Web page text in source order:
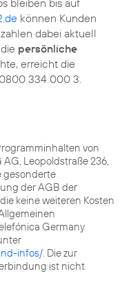
bleiben bis auf
können Kunden
dabei aktuell
persönliche
erreicht die
334 000 3.
von
Leopoldstraße 236,
gesonderte
der AGB der
keine weiteren Kosten
Germany
infos/. Die zur
ist nicht